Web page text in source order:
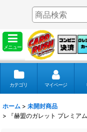
メニュー
カテゴリ マイページ
ホーム > 未開封商品
>
『赫盟のガレット プレミア